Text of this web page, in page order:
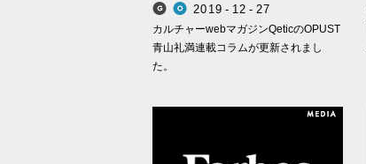
Smappa! Group
OPUST
20 19 - 12 - 27
カルチャーwebマガジンQeticのOPUST
青山礼満連載コラムが更新されまし
た。